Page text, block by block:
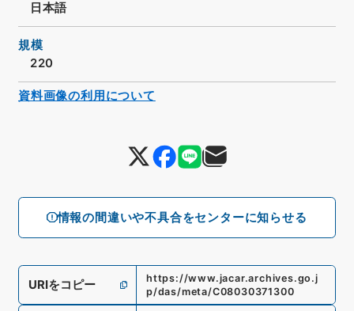
情報の間違いや不具合をセンターに知らせる
日本語
規模
220
URIをコピー
https://www.jacar.archives.go.j
p/das/meta/C08030371300
資料画像の利用について